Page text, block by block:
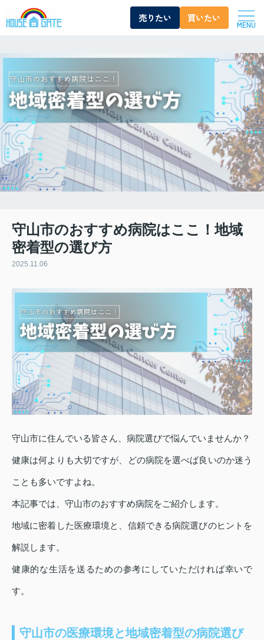
売りたい 買いたい
MENU
守山市のおすすめ病院はここ！地域
密着型の選び方
2025.11.06
守山市に住んでいる皆さん、病院選びで悩んでいませんか？
健康は何よりも大切ですが、どの病院を選べば良いのか迷う
ことも多いですよね。
本記事では、守山市のおすすめ病院をご紹介します。
地域に密着した医療環境と、信頼できる病院選びのヒントを
解説します。
健康的な生活を送るための参考にしていただければ幸いで
す。
守山市の医療環境と地域密着型の病院選び